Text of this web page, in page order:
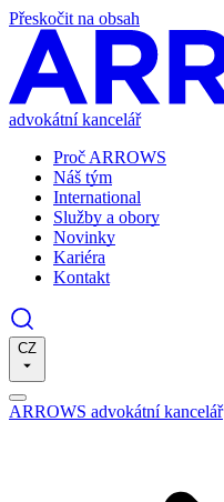
Přeskočit na obsah
advokátní kancelář
Proč ARROWS
Náš tým
International
Služby a obory
Novinky
Kariéra
Kontakt
CZ
ARROWS advokátní kancelář